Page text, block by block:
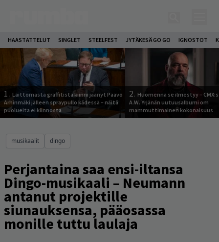
HAASTATTELUT SINGLET STEELFEST JYTÄKESÄ GO GO IGNOSTOT
1. Laittomasta graffitista kiinni jäänyt Paavo
Arhinmäki jälleen spraypullo kädessä – näitä
puolueita ei kiinnosta
2. Huomenna se ilmestyy –
A.W. Yrjänän uutuusalbumi om
mammuttimainen kokonaisuus
musikaalit dingo
Perjantaina saa ensi-iltansa
Dingo-musikaali – Neumann
antanut projektille
siunauksensa, pääosassa
monille tuttu laulaja